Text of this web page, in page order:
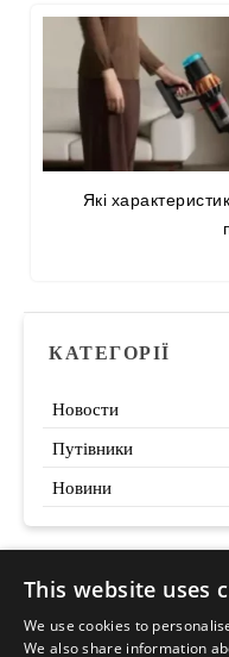
Які
КАТЕГОРІЇ
Новости
Путівники
Новини
This website uses
We use cookies to
We also share information